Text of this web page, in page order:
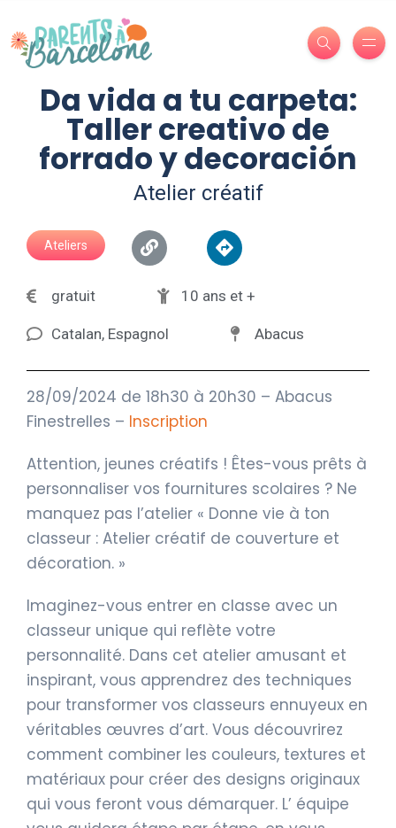
Da vida a tu carpeta:
Taller creativo de
forrado y decoración
Atelier créatif
Ateliers
gratuit 10 ans et +
Catalan, Espagnol Abacus
28/09/2024 de 18h30 à 20h30 – Abacus
Finestrelles – Inscription
Attention, jeunes créatifs ! Êtes-vous prêts à
personnaliser vos fournitures scolaires ? Ne
manquez pas l’atelier « Donne vie à ton
classeur : Atelier créatif de couverture et
décoration. »
Imaginez-vous entrer en classe avec un
classeur unique qui reflète votre
personnalité. Dans cet atelier amusant et
inspirant, vous apprendrez des techniques
pour transformer vos classeurs ennuyeux en
véritables œuvres d’art. Vous découvrirez
comment combiner les couleurs, textures et
matériaux pour créer des designs originaux
qui vous feront vous démarquer. L’ équipe